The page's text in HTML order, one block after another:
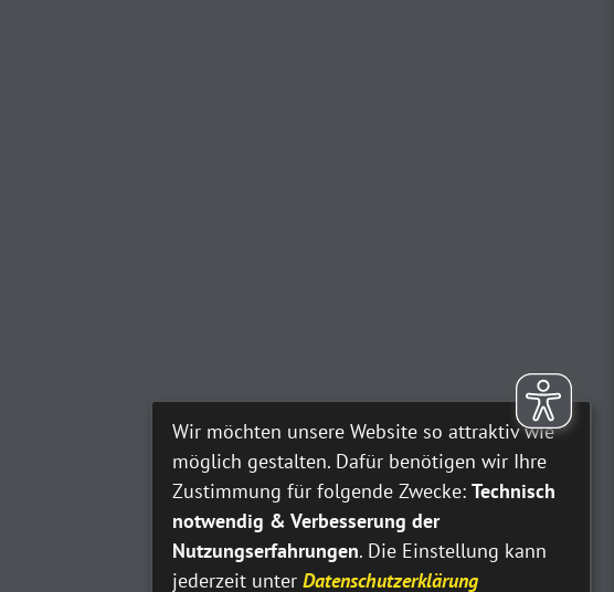
Wir möchten unsere Website so attraktiv wie
möglich gestalten. Dafür benötigen wir Ihre
Zustimmung für folgende Zwecke: Technisch
notwendig & Verbesserung der
Nutzungserfahrungen. Die Einstellung kann
jederzeit unter Datenschutzerklärung